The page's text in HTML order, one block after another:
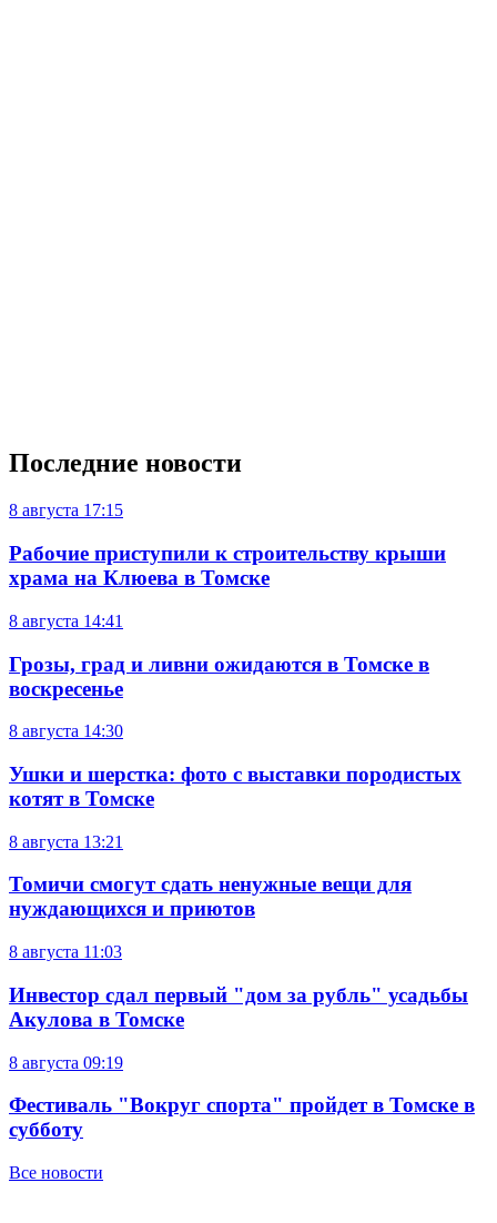
Последние новости
8 августа 17:15
Рабочие приступили к строительству крыши
храма на Клюева в Томске
8 августа 14:41
Грозы, град и ливни ожидаются в Томске в
воскресенье
8 августа 14:30
Ушки и шерстка: фото с выставки породистых
котят в Томске
8 августа 13:21
Томичи смогут сдать ненужные вещи для
нуждающихся и приютов
8 августа 11:03
Инвестор сдал первый "дом за рубль" усадьбы
Акулова в Томске
8 августа 09:19
Фестиваль "Вокруг спорта" пройдет в Томске в
субботу
Все новости